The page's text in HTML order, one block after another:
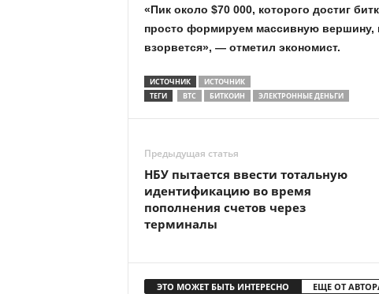
«Пик около $70 000, которого достиг
просто формируем массивную вершину,
взорвется», — отметил экономист.
ИСТОЧНИК
ИСТОЧНИК
ТЕГИ
BTC БИТКОИН ЭЛЕКТРОННЫЕ ДЕНЬГИ
Предыдущая статья
НБУ пытается ввести тотальную
идентификацию во время
пополнения счетов через
терминалы
ЭТО МОЖЕТ БЫТЬ ИНТЕРЕСНО ЕЩЕ ОТ